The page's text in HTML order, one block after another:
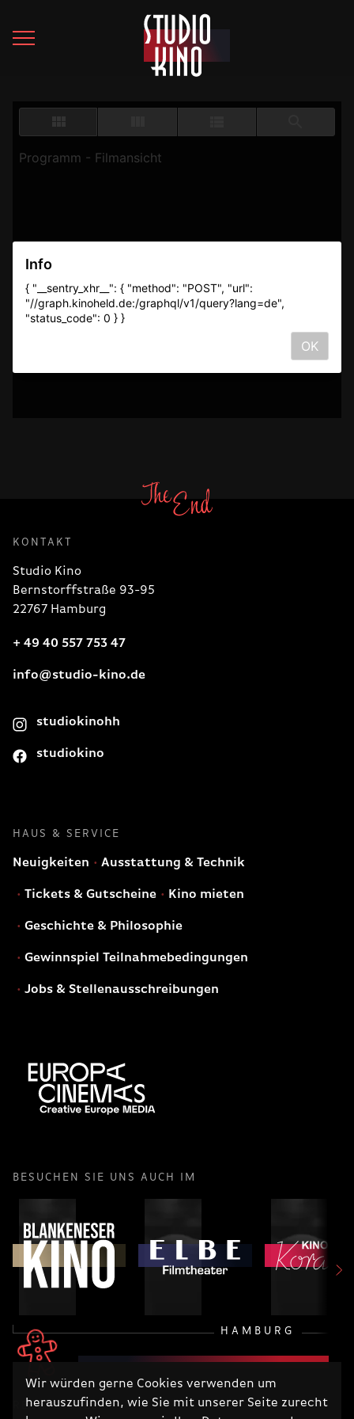
Wir würden gerne Cookies verwenden um
herauszufinden, wie Sie mit unserer Seite zurecht
KONTAKT
Studio Kino
Bernstorffstraße 93-95
22767 Hamburg
+ 49 40 557 753 47
info@studio-kino.de
studiokinohh
studiokino
HAUS & SERVICE
Neuigkeiten Ausstattung & Technik
Tickets & Gutscheine Kino mieten
Geschichte & Philosophie
Gewinnspiel Teilnahmebedingungen
Jobs & Stellenausschreibungen
BESUCHEN SIE UNS AUCH IM
HAMBURG
RECHTLICHES